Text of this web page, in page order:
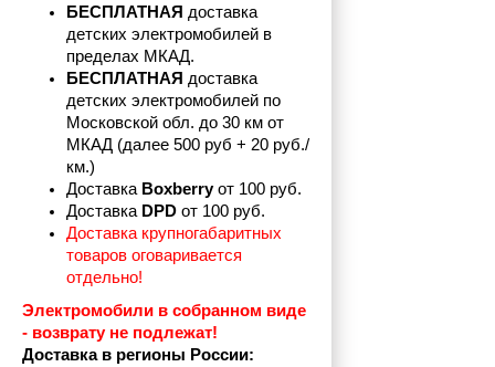
БЕСПЛАТНАЯ доставка
детских электромобилей в
пределах МКАД.
БЕСПЛАТНАЯ доставка
детских электромобилей по
Московской обл. до 30 км от
МКАД (далее 500 руб + 20 руб./
км.)
Доставка Boxberry от 100 руб.
Доставка DPD от 100 руб.
Доставка крупногабаритных
товаров оговаривается
отдельно!
Электромобили в собранном виде
- возврату не подлежат!
Доставка в регионы России: